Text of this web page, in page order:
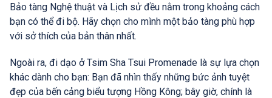
Bảo tàng Nghệ thuật và Lịch sử đều nằm trong khoảng cách
bạn có thể đi bộ. Hãy chọn cho mình một bảo tàng phù hợp
với sở thích của bản thân nhất.
Ngoài ra, đi dạo ở Tsim Sha Tsui Promenade là sự lựa chọn
khác dành cho bạn: Bạn đã nhìn thấy những bức ảnh tuyệt
đẹp của bến cảng biểu tượng Hồng Kông; bây giờ, chính là